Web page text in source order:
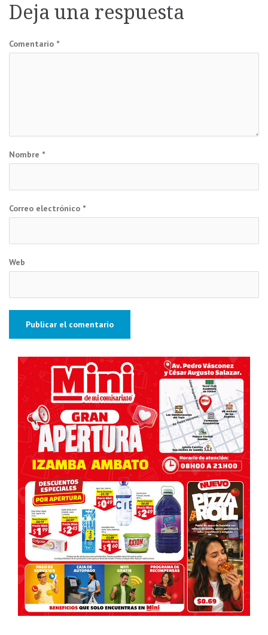
entradas
Deja una respuesta
Comentario *
Nombre *
Correo electrónico *
Web